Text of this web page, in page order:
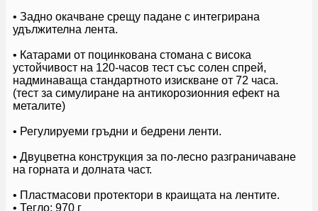
• Заднo окачване срещу падане с интегрирана
удължителна лента.
• Катарами от поцинкована стомана с висока
устойчивост на 120-часов тест със солен спрей,
надминаваща стандартното изискване от 72 часа.
(тест за симулиране на антикорозионния ефект на
металите)
• Регулируеми гръдни и бедрени ленти.
• Двуцветна конструкция за по-лесно разграничаване
на горната и долната част.
• Пластмасови протектори в краищата на лентите.
• Тегло: 970 г